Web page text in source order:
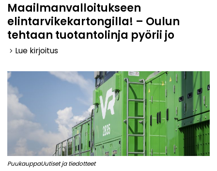
Maailmanvalloitukseen
elintarvikekartongilla! – Oulun
tehtaan tuotantolinja pyörii jo
keyboard_arrow_right Lue kirjoitus
PuukauppaUutiset ja tiedotteet